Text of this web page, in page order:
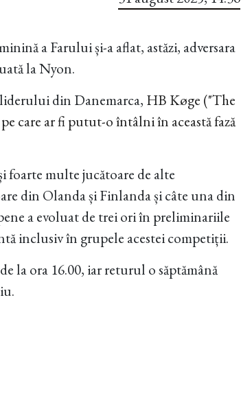
a Farului și-a aflat, astăzi, adversara
la Nyon.
din Danemarca, HB Køge ("The
care ar fi putut-o întâlni în această fază
foarte multe jucătoare de alte
din Olanda și Finlanda și câte una din
a evoluat de trei ori în preliminariile
inclusiv în grupele acestei competiții.
la ora 16.00, iar returul o săptămână